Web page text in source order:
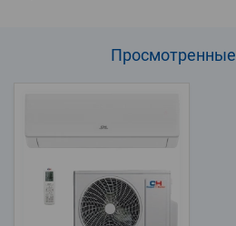
Просмотренные